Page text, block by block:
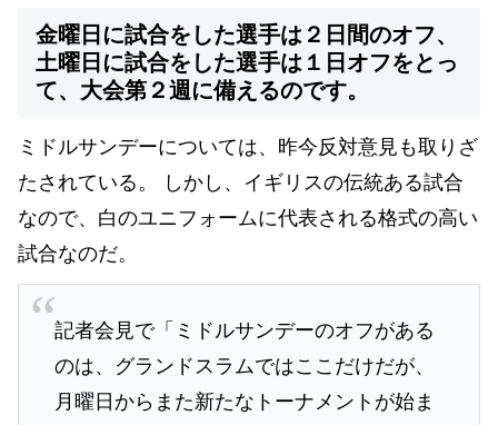
金曜日に試合をした選手は２日間のオフ、
土曜日に試合をした選手は１日オフをとっ
て、大会第２週に備えるのです。
ミドルサンデーについては、昨今反対意見も取りざ
たされている。 しかし、イギリスの伝統ある試合
なので、白のユニフォームに代表される格式の高い
試合なのだ。
記者会見で「ミドルサンデーのオフがある
のは、グランドスラムではここだけだが、
月曜日からまた新たなトーナメントが始ま